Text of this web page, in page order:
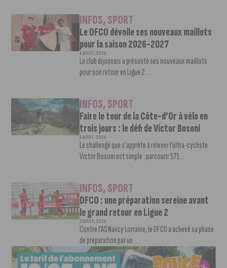
INFOS,SPORT
Le DFCO dévoile ses nouveaux maillots
pour la saison 2026-2027
6 AOÛT, 2026
Le club dijonnais a présenté ses nouveaux maillots
pour son retour en Ligue 2....
INFOS,SPORT
Faire le tour de la Côte-d’Or à vélo en
trois jours : le défi de Victor Bosoni
5 AOÛT, 2026
Le challenge que s’apprête à relever l’ultra-cycliste
Victor Bosoni est simple : parcourir 571...
INFOS,SPORT
DFCO : une préparation sereine avant
le grand retour en Ligue 2
3 AOÛT, 2026
Contre l’AS Nancy Lorraine, le DFCO a achevé sa phase
de préparation par un...